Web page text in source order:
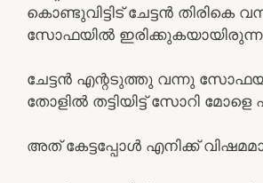
കൊണ്ടുവിട്ടിട് ചേട്ടൻ തിരികെ
സോഫയിൽ
ചേട്ടൻ എന്റടുത്തു വന്നു
തോളിൽ തട്ടിയിട്ട് സോറി
അത് കേട്ടപ്പോൾ എനിക്ക്